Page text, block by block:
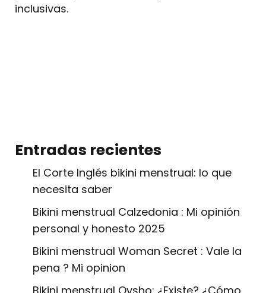
inclusivas.
Entradas recientes
El Corte Inglés bikini menstrual: lo que
necesita saber
Bikini menstrual Calzedonia : Mi opinión
personal y honesto 2025
Bikini menstrual Woman Secret : Vale la
pena ? Mi opinion